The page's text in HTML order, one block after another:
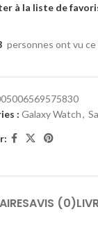
à la liste de
personnes ont vu
: Galaxy Watch,
AVIS (0)